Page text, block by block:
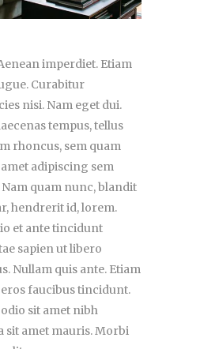
imperdiet. Etiam
Curabitur
nisi. Nam eget dui.
tempus, tellus
rhoncus, sem quam
adipiscing sem
Nam quam nunc, blandit
hendrerit id, lorem.
et ante tincidunt
sapien ut libero
Nullam quis ante. Etiam
faucibus tincidunt.
odio sit amet nibh
sit amet mauris. Morbi